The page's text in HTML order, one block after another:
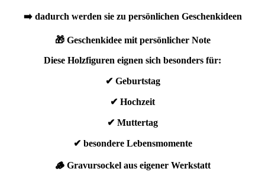
➡️ dadurch werden sie zu persönlichen Geschenkideen
🎁 Geschenkidee mit persönlicher Note
Diese Holzfiguren eignen sich besonders für:
✔ Geburtstag
✔ Hochzeit
✔ Muttertag
✔ besondere Lebensmomente
🪵 Gravursockel aus eigener Werkstatt